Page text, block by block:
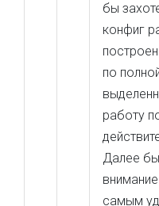
бы
конфиг
по
работу
Далее
самым